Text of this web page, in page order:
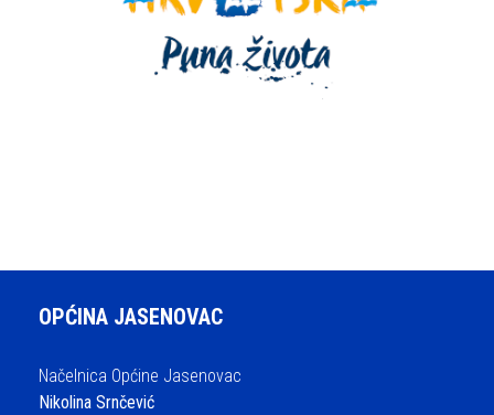
OPĆINA JASENOVAC
Načelnica Općine Jasenovac
Nikolina Srnčević